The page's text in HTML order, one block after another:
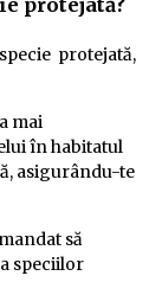
protejată?
protejată,
mai
în habitatul
asigurându-te
să
speciilor